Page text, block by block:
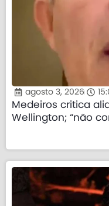
agosto 3, 2026
Medeiros critica
Wellington; “não